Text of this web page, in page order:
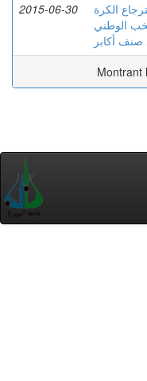
2015-06-30
الكرة
الوطني
صنف أكابر
Montrant